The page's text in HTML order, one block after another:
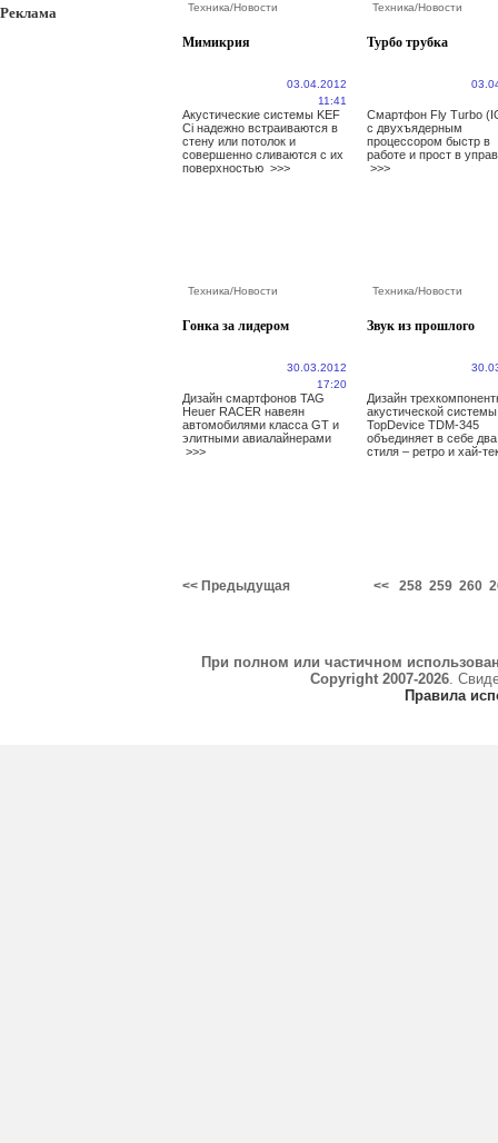
Реклама Техника/Новости
Мимикрия
03.04.2012
11:41
Акустические системы KEF
Ci надежно встраиваются в
стену или потолок и
совершенно сливаются с их
поверхностью >>>
Техника/Новости
Турбо трубка
Смартфон Fly Turbo
с двухъядерным
процессором быстр в
работе и прост в
>>>
Техника/Новости
Гонка за лидером
30.03.2012
17:20
Дизайн cмартфонов TAG
Heuer RACER навеян
автомобилями класса GT и
элитными авиалайнерами
>>>
Техника/Новости
Звук из прошлого
Дизайн
акустической системы
TopDevice TDM-345
объединяет в себе два
стиля – ретро и хай-
<< Предыдущая << 258 259 260
При полном или частичном
Copyright 2007-2026.
Правила